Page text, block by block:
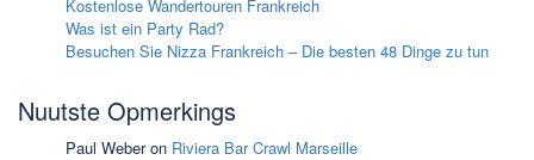
Kostenlose Wandertouren Frankreich
Was ist ein Party Rad?
Besuchen Sie Nizza Frankreich – Die besten 48 Dinge zu tun
Nuutste Opmerkings
Paul Weberon Riviera Bar Crawl Marseille